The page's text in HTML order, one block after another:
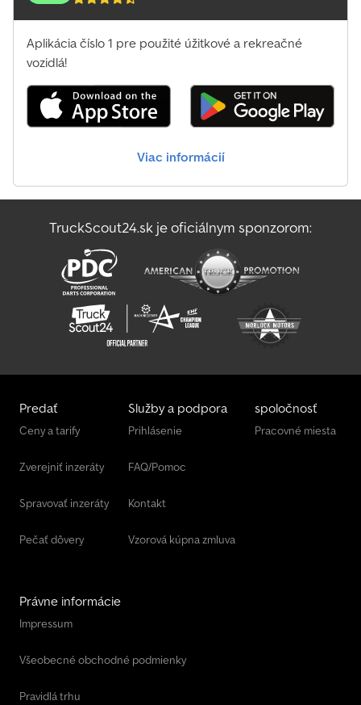
Aplikácia číslo 1 pre použité úžitkové a rekreačné
vozidlá!
Viac informácií
TruckScout24.sk je oficiálnym sponzorom:
Predať
Ceny a tarify
Zverejniť inzeráty
Spravovať inzeráty
Pečať dôvery
Služby a podpora
Prihlásenie
FAQ/Pomoc
Kontakt
Vzorová kúpna zmluva
spoločnosť
Pracovné miesta
Právne informácie
Impressum
Všeobecné obchodné podmienky
Pravidlá trhu